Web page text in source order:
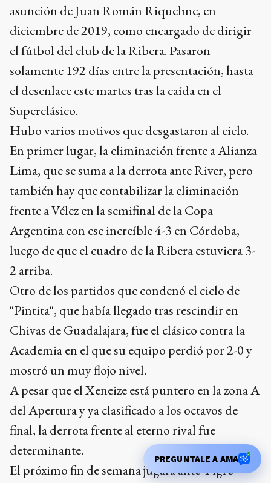
asunción de Juan Román Riquelme, en
diciembre de 2019, como encargado de dirigir
el fútbol del club de la Ribera. Pasaron
solamente 192 días entre la presentación, hasta
el desenlace este martes tras la caída en el
Superclásico.
Hubo varios motivos que desgastaron al ciclo.
En primer lugar, la eliminación frente a Alianza
Lima, que se suma a la derrota ante River, pero
también hay que contabilizar la eliminación
frente a Vélez en la semifinal de la Copa
Argentina con ese increíble 4-3 en Córdoba,
luego de que el cuadro de la Ribera estuviera 3-
2 arriba.
Otro de los partidos que condenó el ciclo de
"Pintita", que había llegado tras rescindir en
Chivas de Guadalajara, fue el clásico contra la
Academia en el que su equipo perdió por 2-0 y
mostró un muy flojo nivel.
A pesar que el Xeneize está puntero en la zona A
del Apertura y ya clasificado a los octavos de
final, la derrota frente al eterno rival fue
determinante.
El próximo fin de semana jugará ante Tigre
PREGUNTALE A AMA